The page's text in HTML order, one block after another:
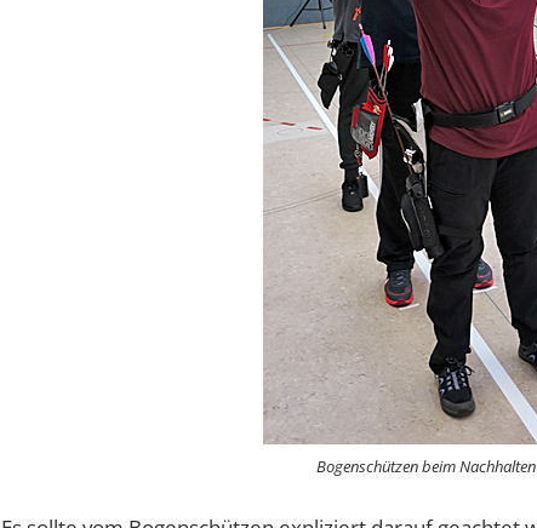
Bogenschützen beim